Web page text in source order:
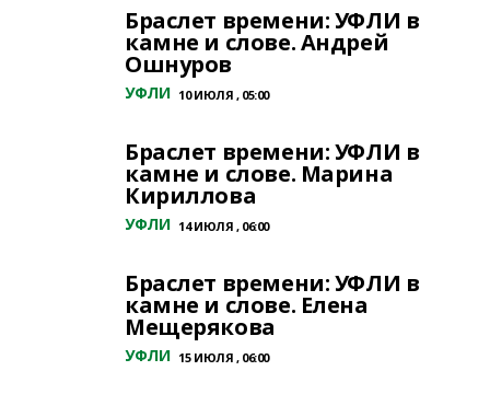
Браслет времени: УФЛИ в
камне и слове. Андрей
Ошнуров
УФЛИ 10 ИЮЛЯ , 05:00
Браслет времени: УФЛИ в
камне и слове. Марина
Кириллова
УФЛИ 14 ИЮЛЯ , 06:00
Браслет времени: УФЛИ в
камне и слове. Елена
Мещерякова
УФЛИ 15 ИЮЛЯ , 06:00